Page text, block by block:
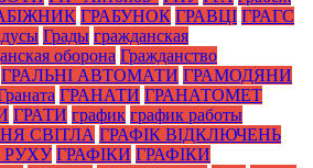
ГРАБУНОК ГРАВЦІ ГРАГС
Грады гражданская
оборона Гражданство
ГРАЛЬНІ АВТОМАТИ ГРАМОДЯНИ
ГРАНАТИ ГРАНАТОМЕТ
ГРАТИ график график работы
СВІТЛА ГРАФІК ВІДКЛЮЧЕНЬ
РУХУ ГРАФІКИ ГРАФІКИ